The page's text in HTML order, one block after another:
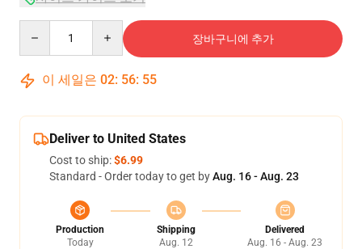
장바구니에 추가
이 세일은 02: 56: 54
Deliver to United States
Cost to ship:$6.99
Standard - Order today to get byAug. 16 - Aug. 23
Production
Today
Shipping
Aug. 12
Delivered
Aug. 16 - Aug. 23